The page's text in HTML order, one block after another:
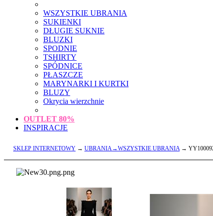
WSZYSTKIE UBRANIA
SUKIENKI
DŁUGIE SUKNIE
BLUZKI
SPODNIE
TSHIRTY
SPÓDNICE
PŁASZCZE
MARYNARKI I KURTKI
BLUZY
Okrycia wierzchnie
OUTLET 80%
INSPIRACJE
SKLEP INTERNETOWY → UBRANIA→WSZYSTKIE UBRANIA→